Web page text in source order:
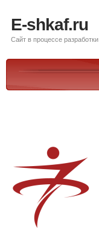
E-shkaf.ru
Сайт в процессе разработки